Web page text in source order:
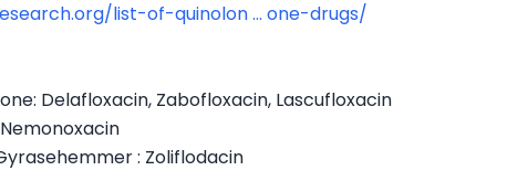
list-of-quinolon ... one-drugs/
Delafloxacin, Zabofloxacin, Lascufloxacin
: Zoliflodacin